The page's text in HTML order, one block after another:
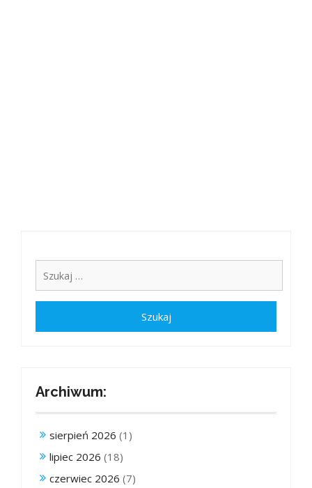
Archiwum:
sierpień 2026 (1)
lipiec 2026 (18)
czerwiec 2026 (7)